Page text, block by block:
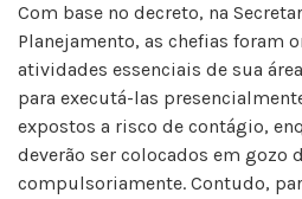
Com base no decreto, na
Planejamento, as chefias foram
atividades essenciais de sua
para executá-las
expostos a risco de contágio,
deverão ser colocados em gozo
compulsoriamente. Contudo,